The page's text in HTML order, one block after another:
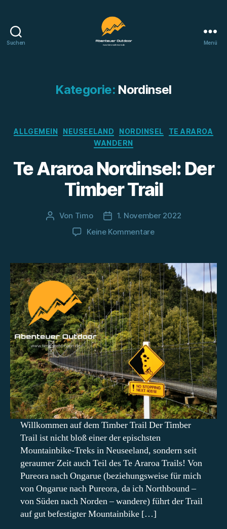
Suchen Menü
Kategorie: Nordinsel
Kategorien
ALLGEMEIN NEUSEELAND NORDINSEL
TE ARAROA
WANDERN
Te Araroa Nordinsel: Der
Timber Trail
Beitragsautor
Von Timo Beitragsdatum
1. November 2022
Keine Kommentarezu
Nordinsel:
Der
Timber
Trail
Willkommen auf dem Timber Trail Der Timber
Trail ist nicht bloß einer der epischsten
Mountainbike-Treks in Neuseeland, sondern seit
geraumer Zeit auch Teil des Te Araroa Trails! Von
Pureora nach Ongarue (beziehungsweise für mich
von Ongarue nach Pureora, da ich Northbound –
von Süden nach Norden – wandere) führt der Trail
auf gut befestigter Mountainbike […]